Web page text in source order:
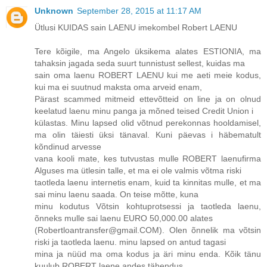
Unknown September 28, 2015 at 11:17 AM
Ütlusi KUIDAS sain LAENU imekombel Robert LAENU
Tere kõigile, ma Angelo üksikema alates ESTIONIA, ma
tahaksin jagada seda suurt tunnistust sellest, kuidas ma
sain oma laenu ROBERT LAENU kui me aeti meie kodus,
kui ma ei suutnud maksta oma arveid enam,
Pärast scammed mitmeid ettevõtteid on line ja on olnud
keelatud laenu minu panga ja mõned teised Credit Union i
külastas. Minu lapsed olid võtnud perekonnas hooldamisel,
ma olin täiesti üksi tänaval. Kuni päevas i häbematult
kõndinud arvesse
vana kooli mate, kes tutvustas mulle ROBERT laenufirma
Alguses ma ütlesin talle, et ma ei ole valmis võtma riski
taotleda laenu internetis enam, kuid ta kinnitas mulle, et ma
sai minu laenu saada. On teise mõtte, kuna
minu kodutus Võtsin kohtuprotsessi ja taotleda laenu,
õnneks mulle sai laenu EURO 50,000.00 alates
(Robertloantransfer@gmail.COM). Olen õnnelik ma võtsin
riski ja taotleda laenu. minu lapsed on antud tagasi
mina ja nüüd ma oma kodus ja äri minu enda. Kõik tänu